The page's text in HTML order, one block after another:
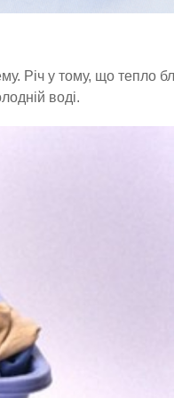
Річ у тому, що тепло
воді.